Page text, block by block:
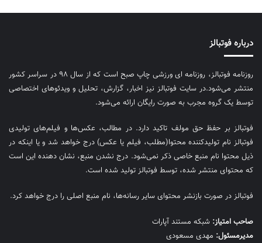
درباره فوتبالز
روزنامه فوتبالز، روزنامه ای ورزشی چاپ صبح است که از سال ۹۸ در سراسر کشور
منتشر می‌شود.در سایت فوتبالز نیز اخبار، گزارش، تحلیل و ویدئوهای اختصاصی
توسط یک گروه مجرب به صورت رایگان ارائه می‌شود.
فوتبالز بر حفظ حق مولف تاکید دارد. در مطالب، عکس‌ها و فیلم‌های تولیدی
فوتبالز نام تولیدکننده محتوا(مطلب، فیلم یا عکس) درج خواهد شد و یا اینکه در
ذیل محتوا نام منبع خاصی ذکر نمی‌‎شود. درج نشدن منبع، نشان دهنده این است
که محتوای منتشر شده، توسط فوتبالز تولید شده است.
فوتبالز در صورت بازنشر محتوای سایر رسانه‌ها، نام منبع اصلی را درج خواهد کرد.
صاحب امتیاز: شبکه مستند آپارات
مديرمسئول: مهدی مسعودی